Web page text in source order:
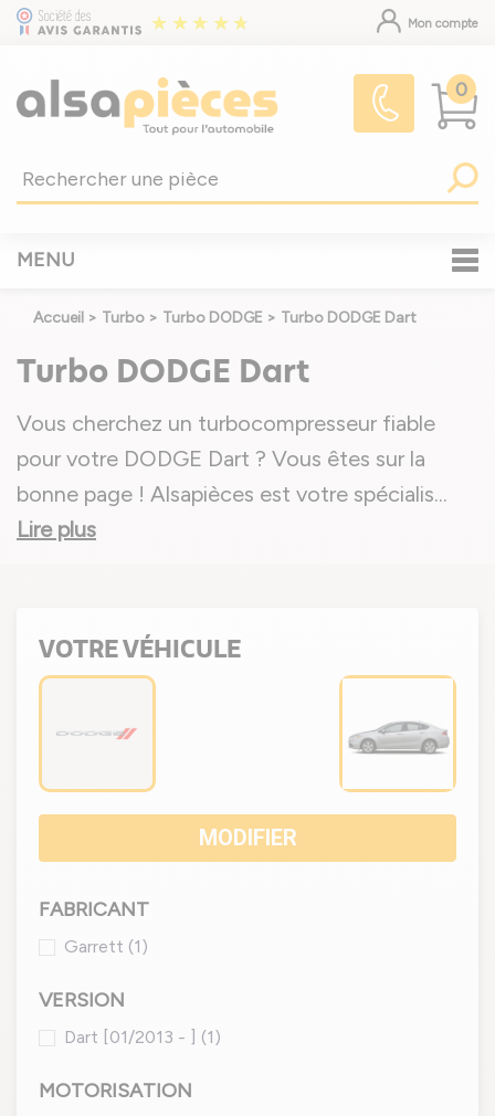
Mon compte
0
MENU
Accueil > Turbo > Turbo DODGE > Turbo DODGE Dart
Turbo DODGE Dart
Vous cherchez un turbocompresseur fiable
pour votre DODGE Dart ? Vous êtes sur la
bonne page ! Alsapièces est votre spécialis...
Lire plus
VOTRE VÉHICULE
MODIFIER
FABRICANT
Garrett (1)
VERSION
Dart [01/2013 - ] (1)
MOTORISATION